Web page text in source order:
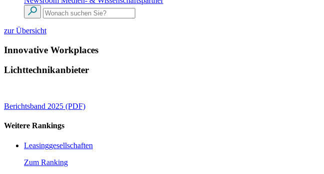
zur Übersicht
Innovative Workplaces
Lichttechnikanbieter
Berichtsband 2025 (PDF)
Weitere Rankings
Leasinggesellschaften
Zum Ranking